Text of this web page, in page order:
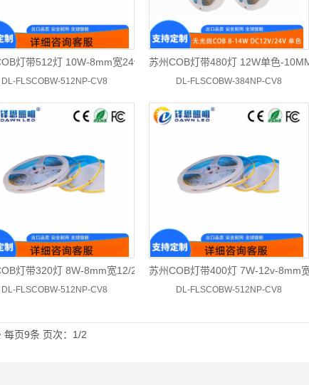
灯带512灯 10W-8mm宽24v单色
DL-FLSCOBW-512NP-CV8
苏州COB灯带480灯 12W单色-10MM
DL-FLSCOBW-384NP-CV8
灯带320灯 8W-8mm宽12/24v单色
DL-FLSCOBW-512NP-CV8
苏州COB灯带400灯 7W-12v-8mm
DL-FLSCOBW-512NP-CV8
每页9条 页次：1/2